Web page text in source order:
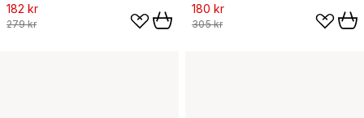
182 kr
279 kr
180 kr
305 kr